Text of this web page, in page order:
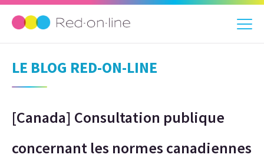
LE BLOG RED-ON-LINE
[Canada] Consultation publique
concernant les normes canadiennes